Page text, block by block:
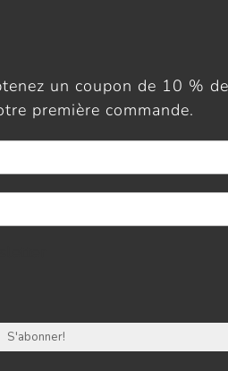
un coupon de 10 % de
première commande.